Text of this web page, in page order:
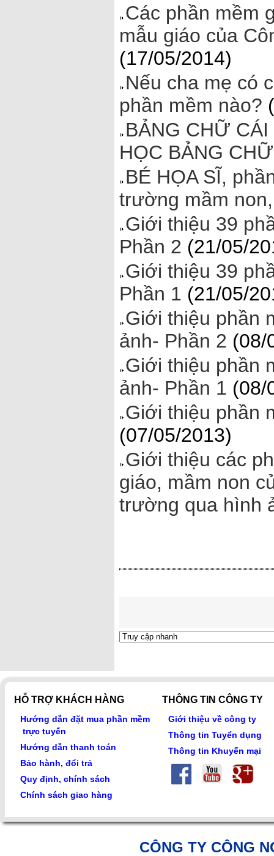
Các phần mềm
mẫu giáo của
(17/05/2014)
Nếu cha mẹ có
phần mềm nào?
BẢNG CHỮ
HỌC BẢNG
BÉ HỌA SĨ,
trường mầm
Giới thiệu 39
Phần 2 (21/05/
Giới thiệu 39
Phần 1 (21/05/
Giới thiệu phần
ảnh- Phần 2 (08/
Giới thiệu phần
ảnh- Phần 1 (08/
Giới thiệu phần
(07/05/2013)
Giới thiệu các
giáo, mầm non
trường qua hình
HỖ TRỢ KHÁCH HÀNG
Hướng dẫn đặt mua phần mềm
trực tuyến
Hướng dẫn thanh toán
Bảo hành, đổi trả
Quy định, chính sách
Chính sách giao hàng
THÔNG TIN CÔNG TY
Giới thiệu về công ty
Thông tin Tuyển dụng
Thông tin Khuyến mại
CÔNG TY CÔNG